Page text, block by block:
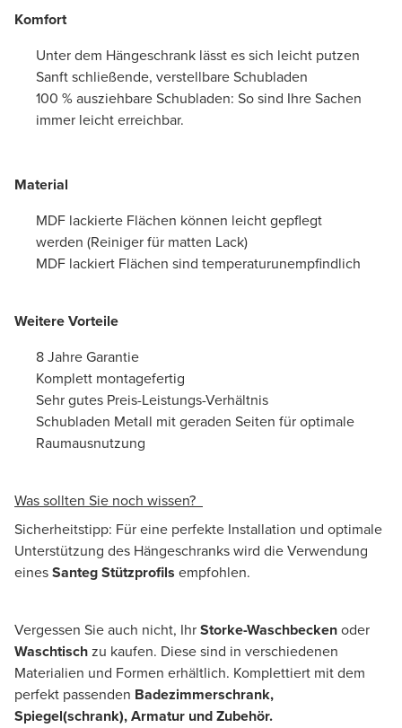
Komfort
Unter dem Hängeschrank lässt es sich leicht putzen
Sanft schließende, verstellbare Schubladen
100 % ausziehbare Schubladen: So sind Ihre Sachen
immer leicht erreichbar.
Material
MDF lackierte Flächen können leicht gepflegt
werden (Reiniger für matten Lack)
MDF lackiert Flächen sind temperaturunempfindlich
Weitere Vorteile
8 Jahre Garantie
Komplett montagefertig
Sehr gutes Preis-Leistungs-Verhältnis
Schubladen Metall mit geraden Seiten für optimale
Raumausnutzung
Was sollten Sie noch wissen?
Sicherheitstipp: Für eine perfekte Installation und optimale
Unterstützung des Hängeschranks wird die Verwendung
einesSanteg Stützprofils empfohlen.
Vergessen Sie auch nicht, IhrStorke-Waschbeckenoder
Waschtischzu kaufen. Diese sind in verschiedenen
Materialien und Formen erhältlich. Komplettiert mit dem
perfekt passenden Badezimmerschrank,
Spiegel(schrank), Armatur und Zubehör.